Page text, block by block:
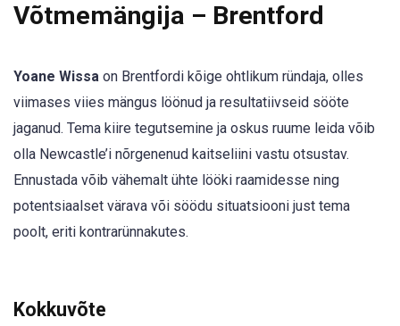
Võtmemängija – Brentford
Yoane Wissa on Brentfordi kõige ohtlikum ründaja, olles
viimases viies mängus löönud ja resultatiivseid sööte
jaganud. Tema kiire tegutsemine ja oskus ruume leida võib
olla Newcastle’i nõrgenenud kaitseliini vastu otsustav.
Ennustada võib vähemalt ühte lööki raamidesse ning
potentsiaalset värava või söödu situatsiooni just tema
poolt, eriti kontrarünnakutes.
Kokkuvõte